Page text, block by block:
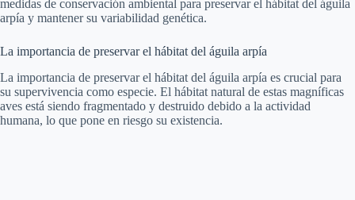
medidas de conservación ambiental para preservar el hábitat del águila
arpía y mantener su variabilidad genética.
La importancia de preservar el hábitat del águila arpía
La importancia de preservar el hábitat del águila arpía es crucial para
su supervivencia como especie. El hábitat natural de estas magníficas
aves está siendo fragmentado y destruido debido a la actividad
humana, lo que pone en riesgo su existencia.